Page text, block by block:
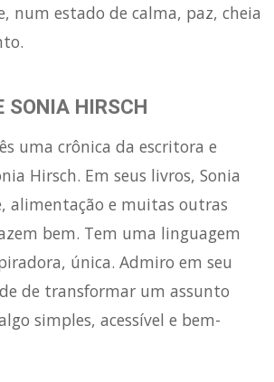
num estado de calma, paz, cheia
SONIA HIRSCH
uma crônica da escritora e
Hirsch. Em seus livros, Sonia
alimentação e muitas outras
bem. Tem uma linguagem
única. Admiro em seu
de transformar um assunto
simples, acessível e bem-